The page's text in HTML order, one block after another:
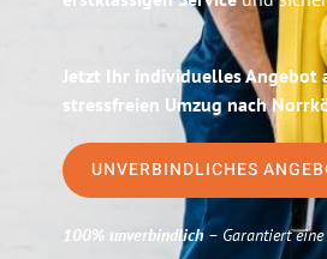
Jetzt Ihr individuelles Angebot
stressfreien Umzug nach
UNVERBINDLICHES
100% unverbindlich– Garantiert